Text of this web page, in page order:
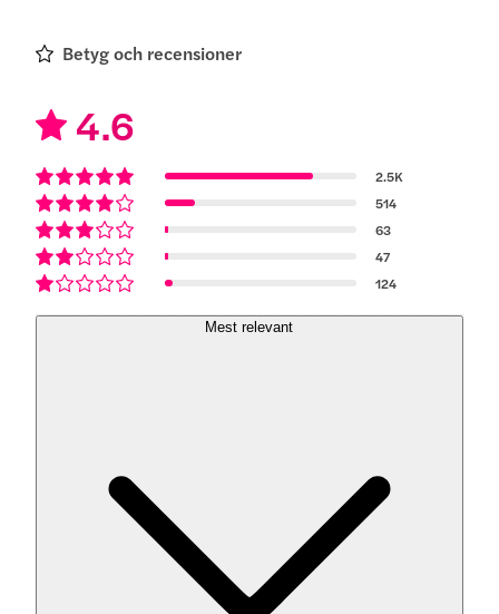
Betyg och recensioner
4.6
2.5K
514
63
47
124
Mest relevant